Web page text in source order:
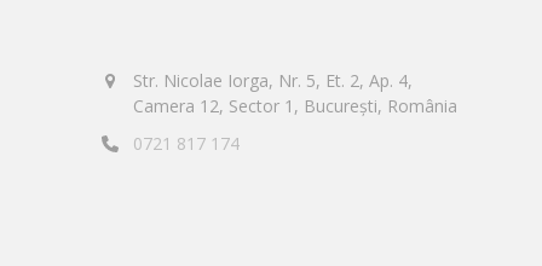
Str. Nicolae Iorga, Nr. 5, Et. 2, Ap. 4,
Camera 12, Sector 1, București, România
0721 817 174